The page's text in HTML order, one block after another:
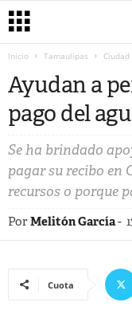
Inicio Tamaulipas
Ayudan a
pago del
Se ha brindado
pagar su recibo en
recursos o porque
PorMelitón García-
Cuota